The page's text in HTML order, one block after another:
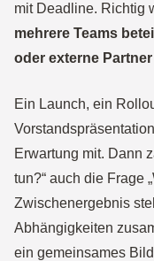
mit Deadline. Richtig
mehrere Teams
oder externe
Ein Launch, ein
Erwartung mit. Dann
tun?“ auch die Frage
Zwischenergebnis
Abhängigkeiten
ein gemeinsames